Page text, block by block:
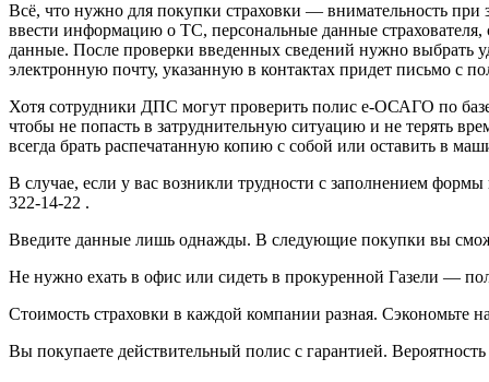
Всё, что нужно для покупки страховки — внимательность
ввести информацию о ТС, персональные данные
данные. После проверки введенных сведений нужно выбрать
электронную почту, указанную в контактах придет письмо с
Хотя сотрудники ДПС могут проверить полис e-ОСАГО по
чтобы не попасть в затруднительную ситуацию и не терять
всегда брать распечатанную копию с собой или оставить в
В случае, если у вас возникли трудности с заполнением
322-14-22 .
Введите данные лишь однажды. В следующие покупки вы
Не нужно ехать в офис или сидеть в прокуренной Газели —
Стоимость страховки в каждой компании разная. Сэкономьте
Вы покупаете действительный полис с гарантией.